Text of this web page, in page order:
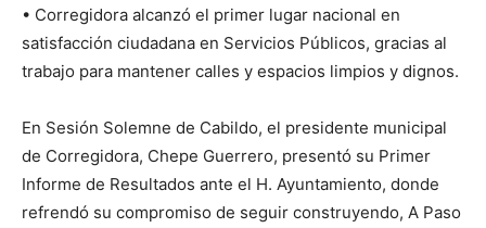
• Corregidora alcanzó el primer lugar nacional en
satisfacción ciudadana en Servicios Públicos, gracias al
trabajo para mantener calles y espacios limpios y dignos.
En Sesión Solemne de Cabildo, el presidente municipal
de Corregidora, Chepe Guerrero, presentó su Primer
Informe de Resultados ante el H. Ayuntamiento, donde
refrendó su compromiso de seguir construyendo, A Paso